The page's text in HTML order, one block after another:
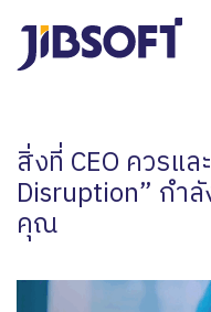
content
สิ่งที่ CEO ควรแ
Disruption” กำ
คุณ